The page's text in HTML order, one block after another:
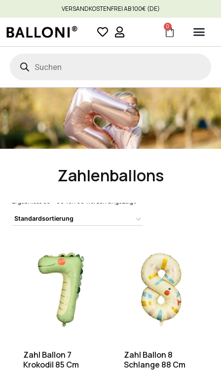
VERSANDKOSTENFREI AB 100€ (DE)
0
Zahlenballons
Ergebnisse 33 – 36 von 36 werden angezeigt
Zahl Ballon 7
Krokodil 85 Cm
Zahl Ballon 8
Schlange 88 Cm